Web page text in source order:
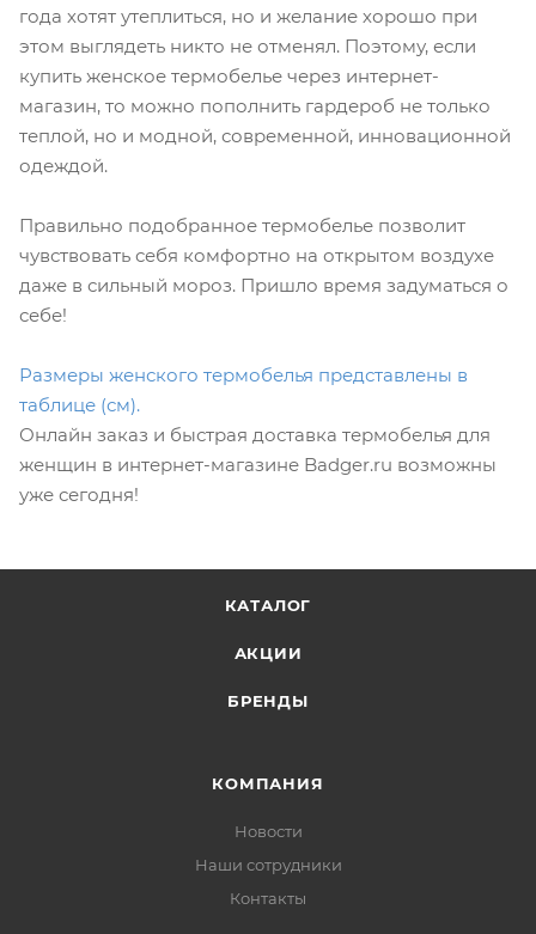
года хотят утеплиться, но и желание хорошо при
этом выглядеть никто не отменял. Поэтому, если
купить женское термобелье через интернет-
магазин, то можно пополнить гардероб не только
теплой, но и модной, современной, инновационной
одеждой.
Правильно подобранное термобелье позволит
чувствовать себя комфортно на открытом воздухе
даже в сильный мороз. Пришло время задуматься о
себе!
Размеры женского термобелья представлены в
таблице (см).
Онлайн заказ и быстрая доставка термобелья для
женщин в интернет-магазине Badger.ru возможны
уже сегодня!
КАТАЛОГ
АКЦИИ
БРЕНДЫ
КОМПАНИЯ
Новости
Наши сотрудники
Контакты